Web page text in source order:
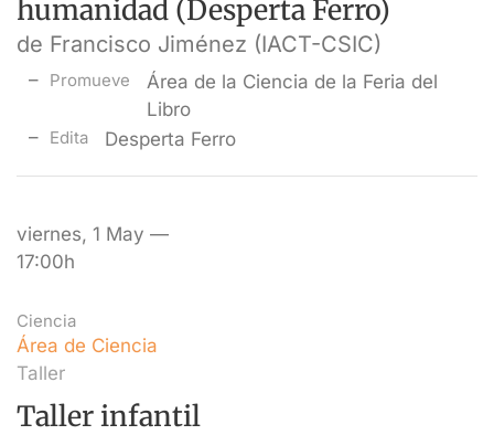
humanidad (Desperta Ferro)
de Francisco Jiménez (IACT-CSIC)
Promueve
Área de la Ciencia de la Feria del
Libro
Edita Desperta Ferro
viernes, 1 May —
17:00h
Ciencia
Área de Ciencia
Taller
Taller infantil